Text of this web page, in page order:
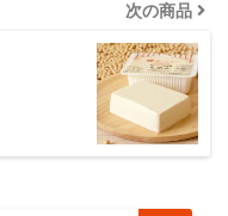
次の商品